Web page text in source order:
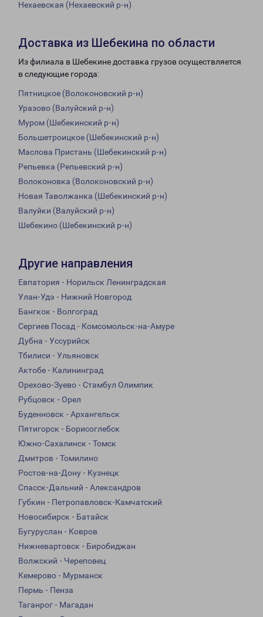
Нехаевская (Нехаевский р-н)
Доставка из Шебекина по области
Из филиала в Шебекине доставка грузов осуществляется
в следующие города:
Пятницкое (Волоконовский р-н)
Уразово (Валуйский р-н)
Муром (Шебекинский р-н)
Большетроицкое (Шебекинский р-н)
Маслова Пристань (Шебекинский р-н)
Репьевка (Репьевский р-н)
Волоконовка (Волоконовский р-н)
Новая Таволжанка (Шебекинский р-н)
Валуйки (Валуйский р-н)
Шебекино (Шебекинский р-н)
Другие направления
Евпатория - Норильск Ленинградская
Улан-Удэ - Нижний Новгород
Бангкок - Волгоград
Сергиев Посад - Комсомольск-на-Амуре
Дубна - Уссурийск
Тбилиси - Ульяновск
Актобе - Калининград
Орехово-Зуево - Стамбул Олимпик
Рубцовск - Орел
Буденновск - Архангельск
Пятигорск - Борисоглебск
Южно-Сахалинск - Томск
Дмитров - Томилино
Ростов-на-Дону - Кузнецк
Спасск-Дальний - Александров
Губкин - Петропавловск-Камчатский
Новосибирск - Батайск
Бугуруслан - Ковров
Нижневартовск - Биробиджан
Волжский - Череповец
Кемерово - Мурманск
Пермь - Пенза
Таганрог - Магадан